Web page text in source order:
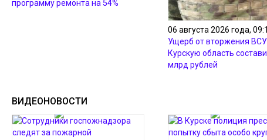
программу ремонта на 54%
06 августа 2026 года,
Ущерб от вторжения
Курскую область
млрд рублей
ВИДЕОНОВОСТИ